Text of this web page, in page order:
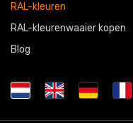
RAL-kleuren
RAL-kleurenwaaier kopen
Blog